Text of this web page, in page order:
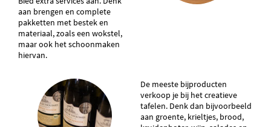
aan brengen en complete
pakketten met bestek en
materiaal, zoals een wokstel,
maar ook het schoonmaken
hiervan.
De meeste bijproducten
verkoop je bij het creatieve
tafelen. Denk dan bijvoorbeeld
aan groente, krieltjes, brood,